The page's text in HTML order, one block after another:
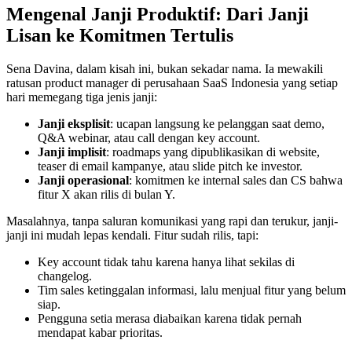
Mengenal Janji Produktif: Dari Janji
Lisan ke Komitmen Tertulis
Sena Davina, dalam kisah ini, bukan sekadar nama. Ia mewakili
ratusan product manager di perusahaan SaaS Indonesia yang setiap
hari memegang tiga jenis janji:
Janji eksplisit: ucapan langsung ke pelanggan saat demo,
Q&A webinar, atau call dengan key account.
Janji implisit: roadmaps yang dipublikasikan di website,
teaser di email kampanye, atau slide pitch ke investor.
Janji operasional: komitmen ke internal sales dan CS bahwa
fitur X akan rilis di bulan Y.
Masalahnya, tanpa saluran komunikasi yang rapi dan terukur, janji-
janji ini mudah lepas kendali. Fitur sudah rilis, tapi:
Key account tidak tahu karena hanya lihat sekilas di
changelog.
Tim sales ketinggalan informasi, lalu menjual fitur yang belum
siap.
Pengguna setia merasa diabaikan karena tidak pernah
mendapat kabar prioritas.